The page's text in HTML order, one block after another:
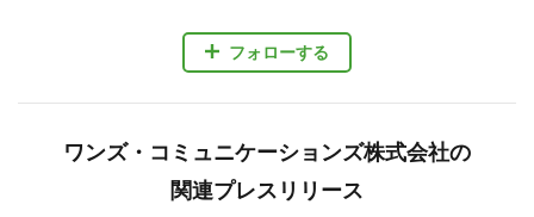
フォローする
ワンズ・コミュニケーションズ株式会社の
関連プレスリリース